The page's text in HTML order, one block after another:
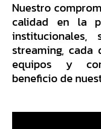
Nuestro
calidad en la
streaming,
equipos y
beneficio de